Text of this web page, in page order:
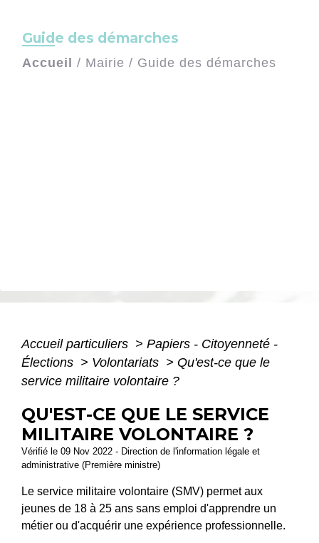
Guide des démarches
Accueil / Mairie / Guide des démarches
Accueil particuliers > Papiers - Citoyenneté -
Élections > Volontariats > Qu'est-ce que le
service militaire volontaire ?
QU'EST-CE QUE LE SERVICE
MILITAIRE VOLONTAIRE ?
Vérifié le 09 Nov 2022 - Direction de l'information légale et
administrative (Première ministre)
Le service militaire volontaire (SMV) permet aux
jeunes de 18 à 25 ans sans emploi d'apprendre un
métier ou d'acquérir une expérience professionnelle.